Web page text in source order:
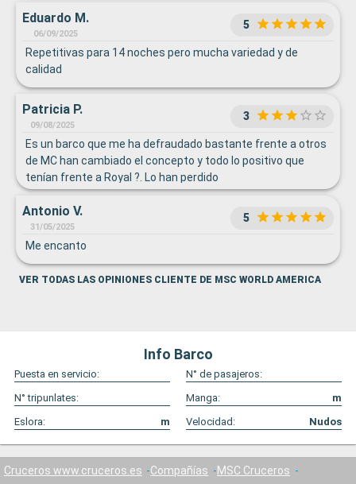
Eduardo M.
06/09/2025
5
Repetitivas para 14 noches pero mucha variedad y de
calidad
Patricia P.
09/08/2025
3
Es un barco que me ha defraudado bastante frente a otros
de MC han cambiado el concepto y todo lo positivo que
tenían frente a Royal ?. Lo han perdido
Antonio V.
31/05/2025
5
Me encanto
VER TODAS LAS OPINIONES CLIENTE DE MSC WORLD AMERICA
Info Barco
Puesta en servicio:
N° de pasajeros:
N° tripunlates:
Manga:
m
Eslora:
m Velocidad: Nudos
Cruceros www.cruceros.es Compañías MSC Cruceros